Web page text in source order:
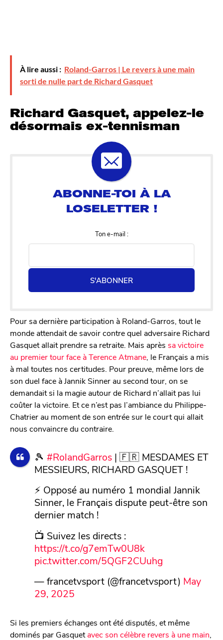
À lire aussi : Roland-Garros | Le revers à une main
sorti de nulle part de Richard Gasquet
Richard Gasquet, appelez-le
désormais ex-tennisman
Ton e-mail :
S'ABONNER
Pour sa dernière participation à Roland-Garros, tout le
monde attendait de savoir contre quel adversaire Richard
Gasquet allait prendre sa retraite. Mais après sa victoire
au premier tour face à Terence Atmane , le Français a mis
à mal toutes nos certitudes. Pour preuve, même lors de
son duel face à Jannik Sinner au second tour, on se
demandait si la magie autour de Richard n’allait pas lui
coûter la victoire. Et ce n’est pas l’ambiance du Philippe-
Chatrier au moment de son entrée sur le court qui allait
nous convaincre du contraire.
🎾 #RolandGarros| 🇫🇷 MESDAMES ET
MESSIEURS, RICHARD GASQUET !
⚡ Opposé au numéro 1 mondial Jannik
Sinner, le Français dispute peut-être son
dernier match !
📺 Suivez les directs :
https://t.co/g7emTw0U8k
pic.twitter.com/5QGF2CUuhg
— francetvsport (@francetvsport) May
29, 2025
Si les premiers échanges ont été disputés, et même
dominés par Gasquetavec son célèbre revers à une main